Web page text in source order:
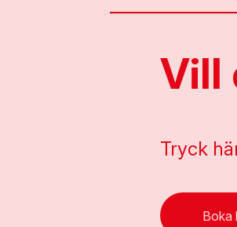
Vill
Tryck
Boka